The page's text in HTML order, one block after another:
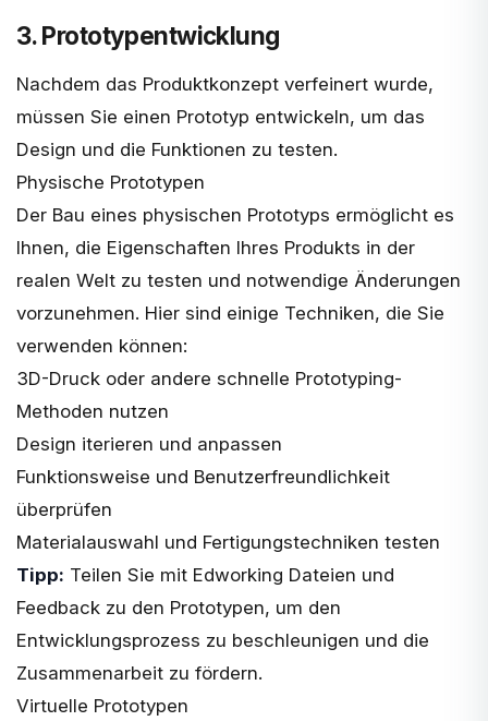
3. Prototypentwicklung
Nachdem das Produktkonzept verfeinert wurde,
müssen Sie einen Prototyp entwickeln, um das
Design und die Funktionen zu testen.
Physische Prototypen
Der Bau eines physischen Prototyps ermöglicht es
Ihnen, die Eigenschaften Ihres Produkts in der
realen Welt zu testen und notwendige Änderungen
vorzunehmen. Hier sind einige Techniken, die Sie
verwenden können:
3D-Druck oder andere schnelle Prototyping-
Methoden nutzen
Design iterieren und anpassen
Funktionsweise und Benutzerfreundlichkeit
überprüfen
Materialauswahl und Fertigungstechniken testen
Tipp: Teilen Sie mit Edworking Dateien und
Feedback zu den Prototypen, um den
Entwicklungsprozess zu beschleunigen und die
Zusammenarbeit zu fördern.
Virtuelle Prototypen